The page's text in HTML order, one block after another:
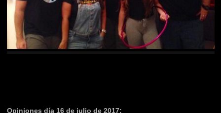
Opiniones día 16 de julio de 2017: